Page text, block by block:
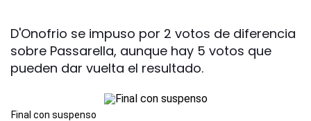
D'Onofrio se impuso por 2 votos de diferencia
sobre Passarella, aunque hay 5 votos que
pueden dar vuelta el resultado.
Final con suspenso